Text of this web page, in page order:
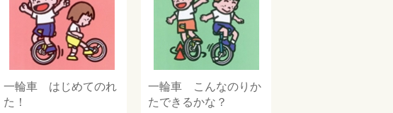
一輪車 はじめてのれ
た！
一輪車 こんなのりか
たできるかな？